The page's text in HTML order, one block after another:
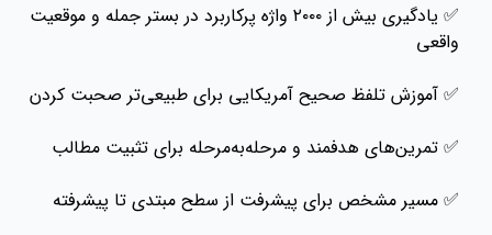
✅ یادگیری بیش از ۲۰۰۰ واژه پرکاربرد در بستر جمله و موقعیت
واقعی
✅ آموزش تلفظ صحیح آمریکایی برای طبیعی‌تر صحبت کردن
✅ تمرین‌های هدفمند و مرحله‌به‌مرحله برای تثبیت مطالب
✅ مسیر مشخص برای پیشرفت از سطح مبتدی تا پیشرفته